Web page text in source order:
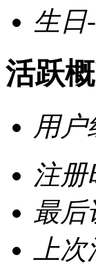
生日-
活跃
用户
注册
最后
上